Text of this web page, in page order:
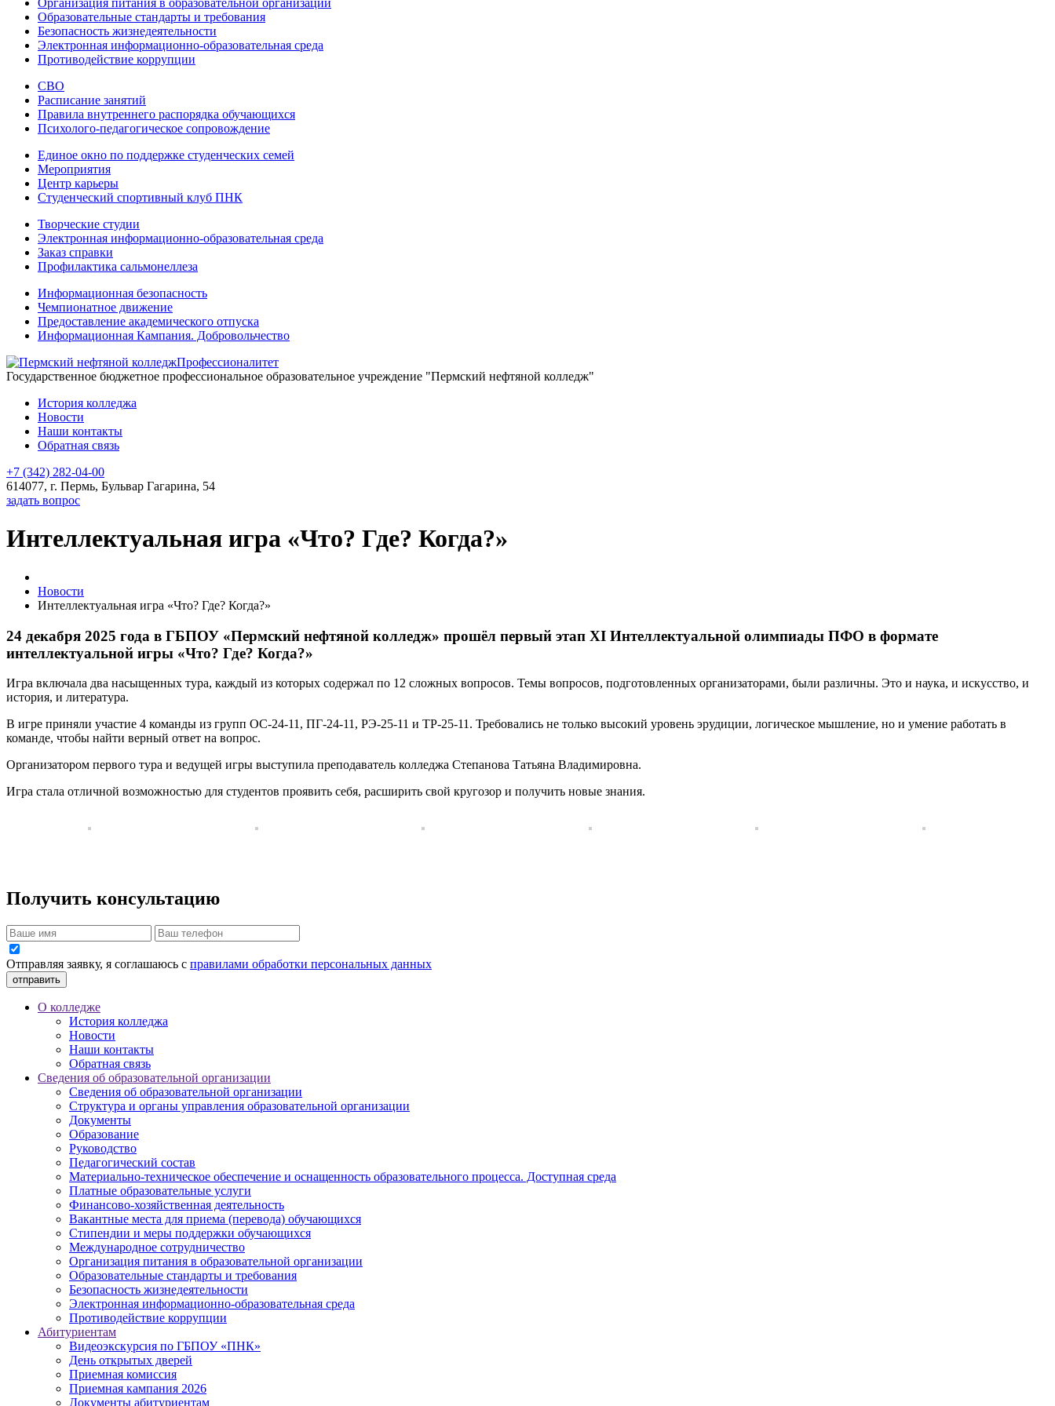
Организация питания в образовательной организации
Образовательные стандарты и требования
Безопасность жизнедеятельности
Электронная информационно-образовательная среда
Противодействие коррупции
СВО
Расписание занятий
Правила внутреннего распорядка обучающихся
Психолого-педагогическое сопровождение
Единое окно по поддержке студенческих семей
Мероприятия
Центр карьеры
Студенческий спортивный клуб ПНК
Творческие студии
Электронная информационно-образовательная среда
Заказ справки
Профилактика сальмонеллеза
Информационная безопасность
Чемпионатное движение
Предоставление академического отпуска
Информационная Кампания. Добровольчество
Профессионалитет
Государственное бюджетное профессиональное образовательное учреждение "Пермский нефтяной колледж"
История колледжа
Новости
Наши контакты
Обратная связь
+7 (342) 282-04-00
614077, г. Пермь, Бульвар Гагарина, 54
задать вопрос
Интеллектуальная игра «Что? Где? Когда?»
Новости
Интеллектуальная игра «Что? Где? Когда?»
24 декабря 2025 года в ГБПОУ «Пермский нефтяной колледж» прошёл первый этап XI Интеллектуальной олимпиады ПФО в формате
интеллектуальной игры «Что? Где? Когда?»
Игра включала два насыщенных тура, каждый из которых содержал по 12 сложных вопросов. Темы вопросов, подготовленных организаторами, были различны. Это и наука, и искусство, и
история, и литература.
В игре приняли участие 4 команды из групп ОС-24-11, ПГ-24-11, РЭ-25-11 и ТР-25-11. Требовались не только высокий уровень эрудиции, логическое мышление, но и умение работать в
команде, чтобы найти верный ответ на вопрос.
Организатором первого тура и ведущей игры выступила преподаватель колледжа Степанова Татьяна Владимировна.
Игра стала отличной возможностью для студентов проявить себя, расширить свой кругозор и получить новые знания.
Получить консультацию
Отправляя заявку, я соглашаюсь с правилами обработки персональных данных
отправить
О колледже
История колледжа
Новости
Наши контакты
Обратная связь
Сведения об образовательной организации
Сведения об образовательной организации
Структура и органы управления образовательной организации
Документы
Образование
Руководство
Педагогический состав
Материально-техническое обеспечение и оснащенность образовательного процесса. Доступная среда
Платные образовательные услуги
Финансово-хозяйственная деятельность
Вакантные места для приема (перевода) обучающихся
Стипендии и меры поддержки обучающихся
Международное сотрудничество
Организация питания в образовательной организации
Образовательные стандарты и требования
Безопасность жизнедеятельности
Электронная информационно-образовательная среда
Противодействие коррупции
Абитуриентам
Видеоэкскурсия по ГБПОУ «ПНК»
День открытых дверей
Приемная комиссия
Приемная кампания 2026
Дoкументы абитуриентам